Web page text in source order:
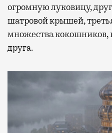
огромную луковицу,
шатровой крышей,
множества кокошников,
друга.